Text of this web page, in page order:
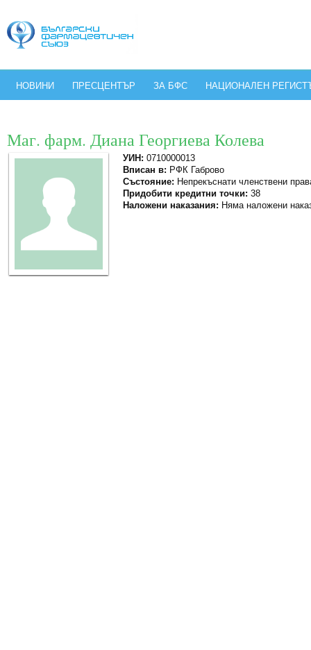
НОВИНИ ПРЕСЦЕНТЪР ЗА БФС НАЦИОНАЛЕН
Маг. фарм. Диана Георгиева Колева
УИН: 0710000013
Вписан в: РФК Габрово
Състояние: Непрекъснати членствени
Придобити кредитни точки: 38
Наложени наказания: Няма наложени